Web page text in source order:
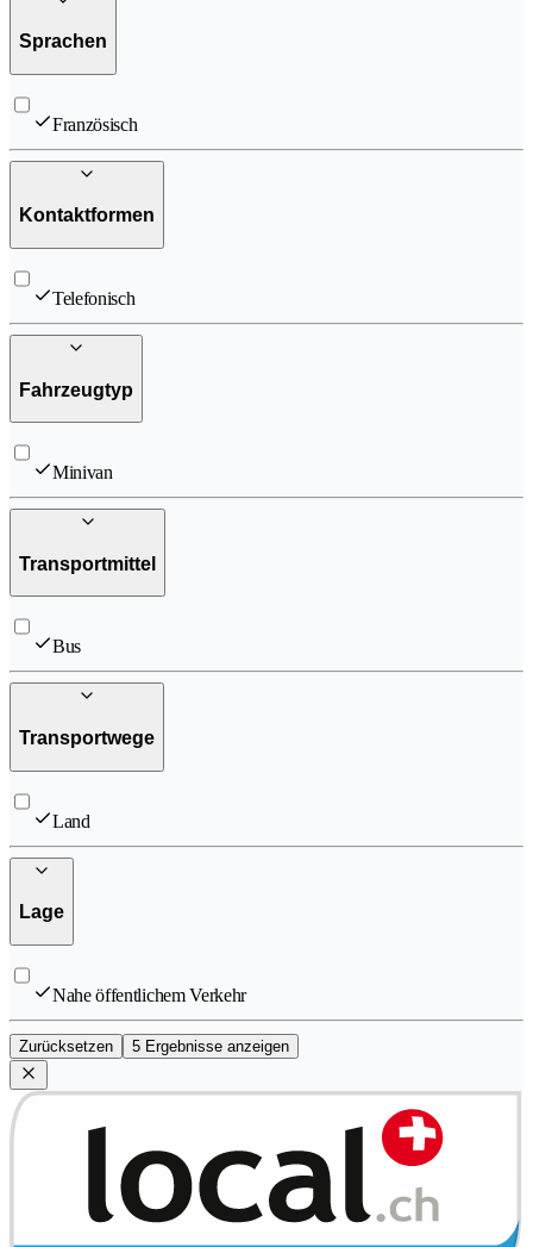
Sprachen
Französisch
Kontaktformen
Telefonisch
Fahrzeugtyp
Minivan
Transportmittel
Bus
Transportwege
Land
Lage
Nahe öffentlichem Verkehr
Zurücksetzen 5 Ergebnisse anzeigen